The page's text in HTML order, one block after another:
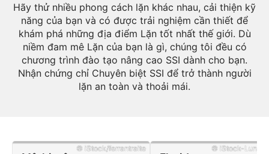
Hãy thử nhiều phong cách lặn khác nhau, cải thiện kỹ
năng của bạn và có được trải nghiệm cần thiết để
khám phá những địa điểm Lặn tốt nhất thế giới. Dù
niềm đam mê Lặn của bạn là gì, chúng tôi đều có
chương trình đào tạo nâng cao SSI dành cho bạn.
Nhận chứng chỉ Chuyên biệt SSI để trở thành người
lặn an toàn và thoải mái.
© iStock/ferrantraite © iStock-